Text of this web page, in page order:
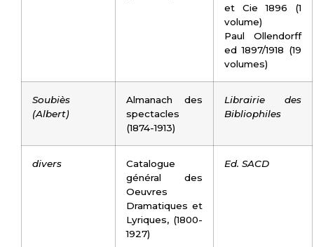
et Cie 1896 (1
volume)
Paul Ollendorff
ed 1897/1918 (19
volumes)
Soubiès
(Albert)
Almanach des
spectacles
(1874-1913)
Librairie des
Bibliophiles
divers
Catalogue
général des
Oeuvres
Dramatiques et
Lyriques, (1800-
1927)
Ed. SACD